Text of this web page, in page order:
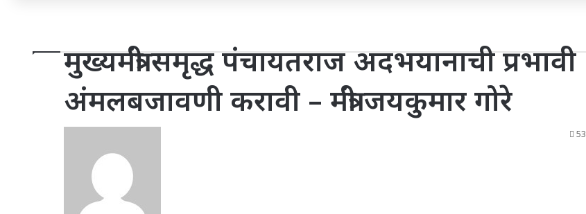
मुख्यमंत्री समृद्ध पंचायतराज अदभयानाची प्रभावी
अंमलबजावणी करावी – मंत्री जयकुमार गोरे
53